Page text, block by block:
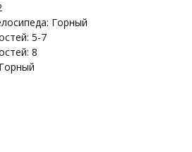
Горный
5-7
8